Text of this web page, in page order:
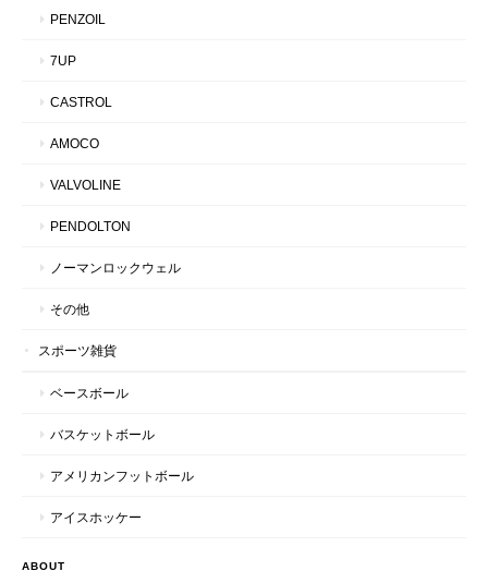
PENZOIL
7UP
CASTROL
AMOCO
VALVOLINE
PENDOLTON
ノーマンロックウェル
その他
スポーツ雑貨
ベースボール
バスケットボール
アメリカンフットボール
アイスホッケー
ABOUT